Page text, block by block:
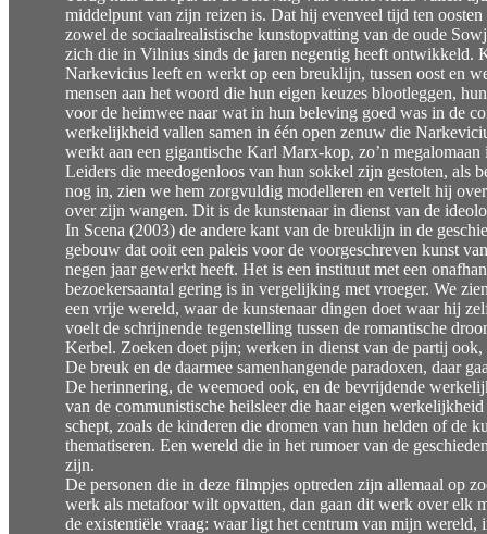
middelpunt van zijn reizen is. Dat hij evenveel tijd ten
zowel de sociaalrealistische kunstopvatting van de oude
zich die in Vilnius sinds de jaren negentig heeft ontwikkeld.
Narkevicius leeft en werkt op een breuklijn, tussen oost en
mensen aan het woord die hun eigen keuzes blootleggen,
voor de heimwee naar wat in hun beleving goed was in de
werkelijkheid vallen samen in één open zenuw die
werkt aan een gigantische Karl Marx-kop, zo’n
Leiders die meedogenloos van hun sokkel zijn gestoten, als
nog in, zien we hem zorgvuldig modelleren en vertelt hij
over zijn wangen. Dit is de kunstenaar in dienst van de
In Scena (2003) de andere kant van de breuklijn in de
gebouw dat ooit een paleis voor de voorgeschreven kunst
negen jaar gewerkt heeft. Het is een instituut met een
bezoekersaantal gering is in vergelijking met vroeger. We
een vrije wereld, waar de kunstenaar dingen doet waar hij
voelt de schrijnende tegenstelling tussen de romantische
Kerbel. Zoeken doet pijn; werken in dienst van de partij ook,
De breuk en de daarmee samenhangende paradoxen, daar
De herinnering, de weemoed ook, en de bevrijdende
van de communistische heilsleer die haar eigen
schept, zoals de kinderen die dromen van hun helden of de
thematiseren. Een wereld die in het rumoer van de
zijn.
De personen die in deze filmpjes optreden zijn allemaal op
werk als metafoor wilt opvatten, dan gaan dit werk over elk
de existentiële vraag: waar ligt het centrum van mijn wereld,